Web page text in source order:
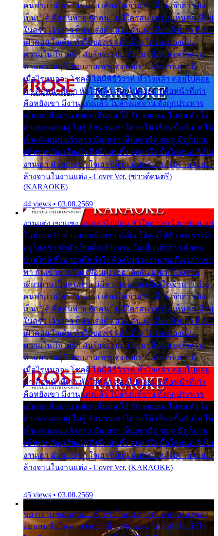
คนพ่าย บ่มีความหมาย เคียงใจเจ้าบ่าว เพื่อนเจ้าสาว ยัง
เป็นบ่ได้ คือคนพ่าย ฮักคน ไม่มีใครสน เขาไม่เห็นคน ที่อยู่
ในครัว เจ้าสาว ก็มัวแต่งตัว สวยเด่น นั่งเคียงเจ้าบ่าว ที่เขา
เฝ้าคอย ใจเต้น หัวใจของเรา ลำเค็ญ ใครจะมองเห็น
ความใน ใจ เศร้า มันร้าวระบม ต้องมาขื่นขม เศร้าตรม
ท่ามความสุขี ช่วยงานเขาแต่ง แต่เรา แล้งมาหลายปี
เมื่อไรหนอจะ โชคดี ได้มีพิธีวิวาห์ หัวใจหล้า คอยไปคอย
มา คือหน้าที่เก่า หัวใจหล้า คอยไปคอยมา คือหน้าที่เก่า
คือหยังเขา มีงานแต่งแล้ว ไปล้างแต่จาน ดั่งถูกประหาร
เมื่อเขาชื่นบาน แต่เราขื่นขม โอ้ รัก ลอยลม ไม่สม ดัง ใจ
ล้างจานคอยคู่ ไม่รู้ อีกนานเท่าใด จะได้ เลื่อนขั้นบันได ได้
เป็น ตำแหน่งเจ้าสาว มันเหงา เห็นเขามีคู่ ซมดู มีคู่ก็ม่วน
เข้าพาขวัญ เสียงโห่ตึงตึง มันซึ้ง อยู่แก่ใจ มื้อใด๋หนอ สิเป็น
งานเฮา มัวซอยเขา ใจเฮาซิด้าน มันทรมาน จับจาน เอย…
ล้างจานในงานแต่ง - Cover Ver. (ซาวด์ดนตรี)
(KARAOKE)
44 views • 03.08.2569
งานแต่ง เขาแซง แย่งเอาไปก่อน หัวใจอาวรณ์ มาซ่อน อยู่
ในห้องครัว ข้างนอกเจ้าสาว ส่งยิ้ม ให้คนไปทั่ว แต่เรา เฝ้า
อยู่ในครัว ทำตัวเป็นเด็ก ล้างจาน ในเมื่อ เจ้าสาว คือคน
บ้านใกล้ พึ่งพาอาศัย จำใจ ต้องไปช่วยงาน พอถึงเวลา เขา
พา กันเข้าพาขวัญ เพื่อนฝูง เฮฮาดังลั่น แต่เราล้างจาน
เดียวดาย เป็นคนพ่าย บ่มีความหมาย เคียงใจเจ้าบ่าว เป็น
คนพ่าย บ่มีความหมาย เคียงใจเจ้าบ่าว เพื่อนเจ้าสาว ยัง
เป็นบ่ได้ คือคนพ่าย ฮักคน ไม่มีใครสน เขาไม่เห็นคน ที่อยู่
ในครัว เจ้าสาว ก็มัวแต่งตัว สวยเด่น นั่งเคียงเจ้าบ่าว ที่เขา
เฝ้าคอย ใจเต้น หัวใจของเรา ลำเค็ญ ใครจะมองเห็น
ความใน ใจ เศร้า มันร้าวระบม ต้องมาขื่นขม เศร้าตรม
ท่ามความสุขี ช่วยงานเขาแต่ง แต่เรา แล้งมาหลายปี
เมื่อไรหนอจะ โชคดี ได้มีพิธีวิวาห์ หัวใจหล้า คอยไปคอย
มา คือหน้าที่เก่า หัวใจหล้า คอยไปคอยมา คือหน้าที่เก่า
คือหยังเขา มีงานแต่งแล้ว ไปล้างแต่จาน ดั่งถูกประหาร
เมื่อเขาชื่นบาน แต่เราขื่นขม โอ้ รัก ลอยลม ไม่สม ดัง ใจ
ล้างจานคอยคู่ ไม่รู้ อีกนานเท่าใด จะได้ เลื่อนขั้นบันได ได้
เป็น ตำแหน่งเจ้าสาว มันเหงา เห็นเขามีคู่ ซมดู มีคู่ก็ม่วน
เข้าพาขวัญ เสียงโห่ตึงตึง มันซึ้ง อยู่แก่ใจ มื้อใด๋หนอ สิเป็น
งานเฮา มัวซอยเขา ใจเฮาซิด้าน มันทรมาน จับจาน เอย…
ล้างจานในงานแต่ง - Cover Ver. (KARAOKE)
45 views • 03.08.2569
ขอ กราบ ขอบคุณ.... ที่ได้รับไออุ่น การุณ จากแฟน เพลง
ผมแสนชื่นใจ หายวังเวง เมื่อแฟนเพลง ให้กำลังใจ น้ำใจ